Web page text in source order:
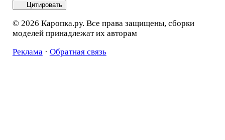
Цитировать
© 2026 Каропка.ру. Все права защищены, сборки
моделей принадлежат их авторам
Реклама· Обратная связь